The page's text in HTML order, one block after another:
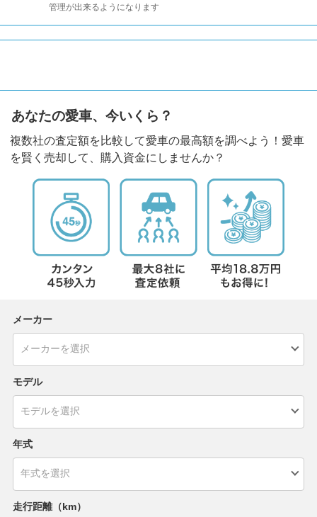
管理が出来るようになります
あなたの愛車、今いくら？
複数社の査定額を比較して愛車の最高額を調べよう！愛車
を賢く売却して、購入資金にしませんか？
メーカー
モデル
年式
走行距離（km）